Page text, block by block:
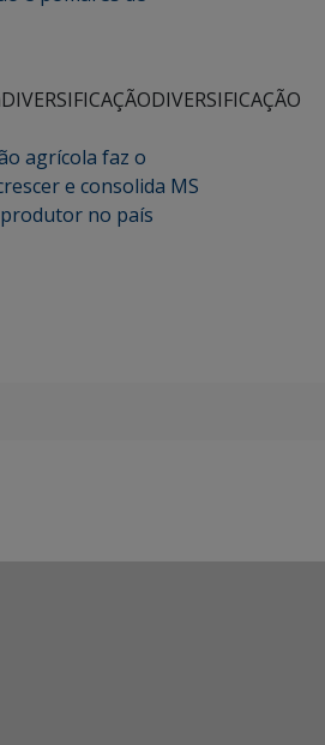
DIVERSIFICAÇÃODIVERSIFICAÇÃO
agrícola faz o
e consolida MS
no país